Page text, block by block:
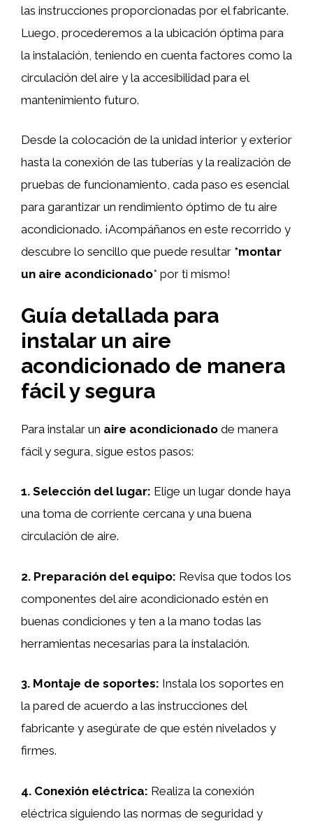
las instrucciones proporcionadas por el fabricante.
Luego, procederemos a la ubicación óptima para
la instalación, teniendo en cuenta factores como la
circulación del aire y la accesibilidad para el
mantenimiento futuro.
Desde la colocación de la unidad interior y exterior
hasta la conexión de las tuberías y la realización de
pruebas de funcionamiento, cada paso es esencial
para garantizar un rendimiento óptimo de tu aire
acondicionado. ¡Acompáñanos en este recorrido y
descubre lo sencillo que puede resultar *montar
un aire acondicionado* por ti mismo!
Guía detallada para
instalar un aire
acondicionado de manera
fácil y segura
Para instalar un aire acondicionado de manera
fácil y segura, sigue estos pasos:
1. Selección del lugar: Elige un lugar donde haya
una toma de corriente cercana y una buena
circulación de aire.
2. Preparación del equipo: Revisa que todos los
componentes del aire acondicionado estén en
buenas condiciones y ten a la mano todas las
herramientas necesarias para la instalación.
3. Montaje de soportes: Instala los soportes en
la pared de acuerdo a las instrucciones del
fabricante y asegúrate de que estén nivelados y
firmes.
4. Conexión eléctrica: Realiza la conexión
eléctrica siguiendo las normas de seguridad y